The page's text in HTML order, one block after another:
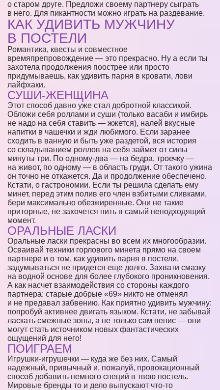
о старом друге. Предложи своему партнеру сыграть
в него. Для пикантности можно играть на раздевание.
КАК УДИВИТЬ МУЖЧИНУ
В ПОСТЕЛИ
Романтика, квесты и совместное
времяпрепровождение — это прекрасно. Ну а если ты
захотела продолжения поострее или просто
придумываешь, как удивить парня в кровати, лови
лайфхаки.
СУШИ-ЖЕНЩИНА
Этот способ давно уже стал добротной классикой.
Обложи себя роллами и суши (только васаби и имбирь
не надо на себя ставить — жжется), налей вкусные
напитки в чашечки и жди любимого. Если заранее
сходить в ванную и быть уже раздетой, вся история
со складыванием роллов на себя займет от силы
минуты три. По одному-два — на бедра, троечку —
на живот, по одному — в область груди. От такого ужина
он точно не откажется. Да и продолжение обеспечено.
Кстати, о гастрономии. Если ты решила сделать ему
минет, перед этим полив его член взбитыми сливками,
бери максимально обезжиренные. Они не такие
приторные, не захочется пить в самый неподходящий
момент.
ОРАЛЬНЫЕ ЛАСКИ
Оральные ласки прекрасны во всем их многообразии.
Осваивай техники горлового минета прямо на своем
партнере и о том, как удивить парня в постели,
задумываться не придется еще долго. Захвати смазку
на водной основе для более глубокого проникновения.
А как насчет взаимодействия со стороны каждого
партнера: старые добрые «69» никто не отменял
и не предавал забвению. Как приятно удивить мужчину:
попробуй активнее двигать языком. Кстати, не забывай
ласкать смежные зоны, а не только сам пенис — они
могут стать источником новых фантастических
ощущений для него!
ПОИГРАЕМ
Игрушки-игрушечки — куда же без них. Самый
надежный, привычный и, пожалуй, провокационный
способ добавить немного специй в твою постель.
Мировые бренды то и дело выпускают что-то